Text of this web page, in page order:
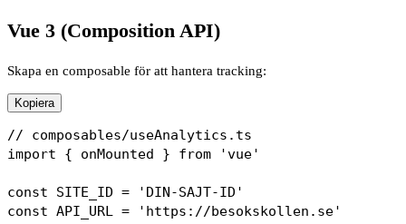
Vue 3 (Composition API)
Skapa en composable för att hantera tracking:
Kopiera
// composables/useAnalytics.ts
import { onMounted } from 'vue'
const SITE_ID = 'DIN-SAJT-ID'
const API_URL = 'https://besokskollen.se'